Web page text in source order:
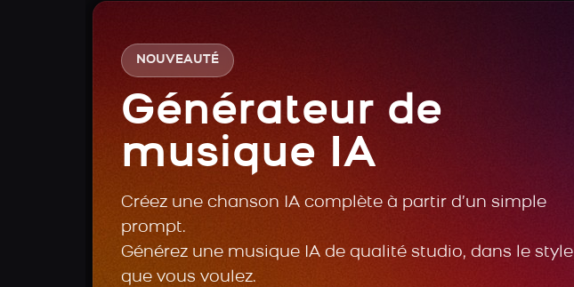
NOUVEAUTÉ
Générateur de
musique IA
Créez une chanson IA complète à partir d’un simple
prompt.
Générez une musique IA de qualité studio, dans le style
que vous voulez.